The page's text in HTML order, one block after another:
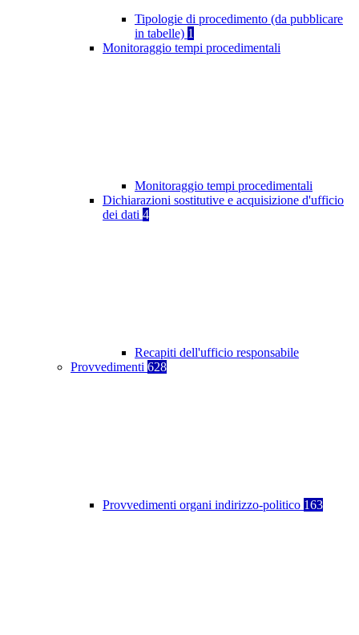
Tipologie di procedimento (da pubblicare
in tabelle) 1
Monitoraggio tempi procedimentali
Monitoraggio tempi procedimentali
Dichiarazioni sostitutive e acquisizione d'ufficio
dei dati 4
Recapiti dell'ufficio responsabile
Provvedimenti 628
Provvedimenti organi indirizzo-politico 163